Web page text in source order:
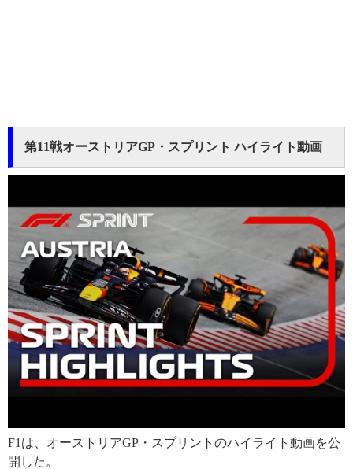
第11戦オーストリアGP・スプリント ハイライト動画
F1は、オーストリアGP・スプリントのハイライト動画を公
開した。